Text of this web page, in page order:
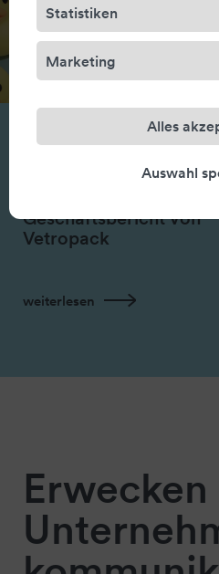
weiterlesen
Geschäftsbericht von
Vetropack
weiterlesen
Erwecken
Statistiken
Marketing
Alles
Auswahl